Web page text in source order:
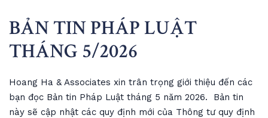
BẢN TIN PHÁP LUẬT
THÁNG 5/2026
Hoang Ha & Associates xin trân trọng giới thiệu đến các
bạn đọc Bản tin Pháp Luật tháng 5 năm 2026. Bản tin
này sẽ cập nhật các quy định mới của Thông tư quy định